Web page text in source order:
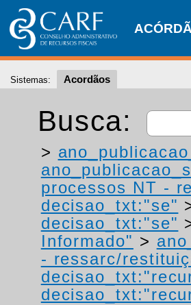
Sistemas: Acordãos
Busca:
>
processos NT -
decisao_txt:"se"
decisao_txt:"se"
Informado" >
- ressarc/